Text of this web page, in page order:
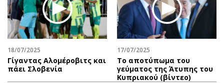
18/07/2025
Γίγαντας Αλομέροβιτς και
πάει Σλοβενία
17/07/2025
Το αποτύπωμα του
γεύματος της Άτυπης του
Κυπριακού (βίντεο)